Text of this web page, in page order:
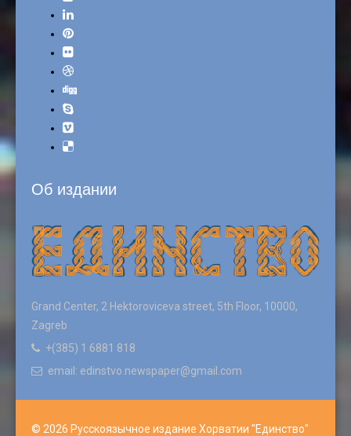
Об издании
Grand Center, 2 Hektoroviceva street, 5th Floor, 10000,
Zagreb
+(385) 1 6881 818
email: edinstvo.newspaper@gmail.com
© 2026 Русскоязычное издание Хорватии "Единство"